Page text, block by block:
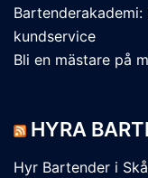
kundservice
Bli en mästare på
HYRA
Hyr Bartender i